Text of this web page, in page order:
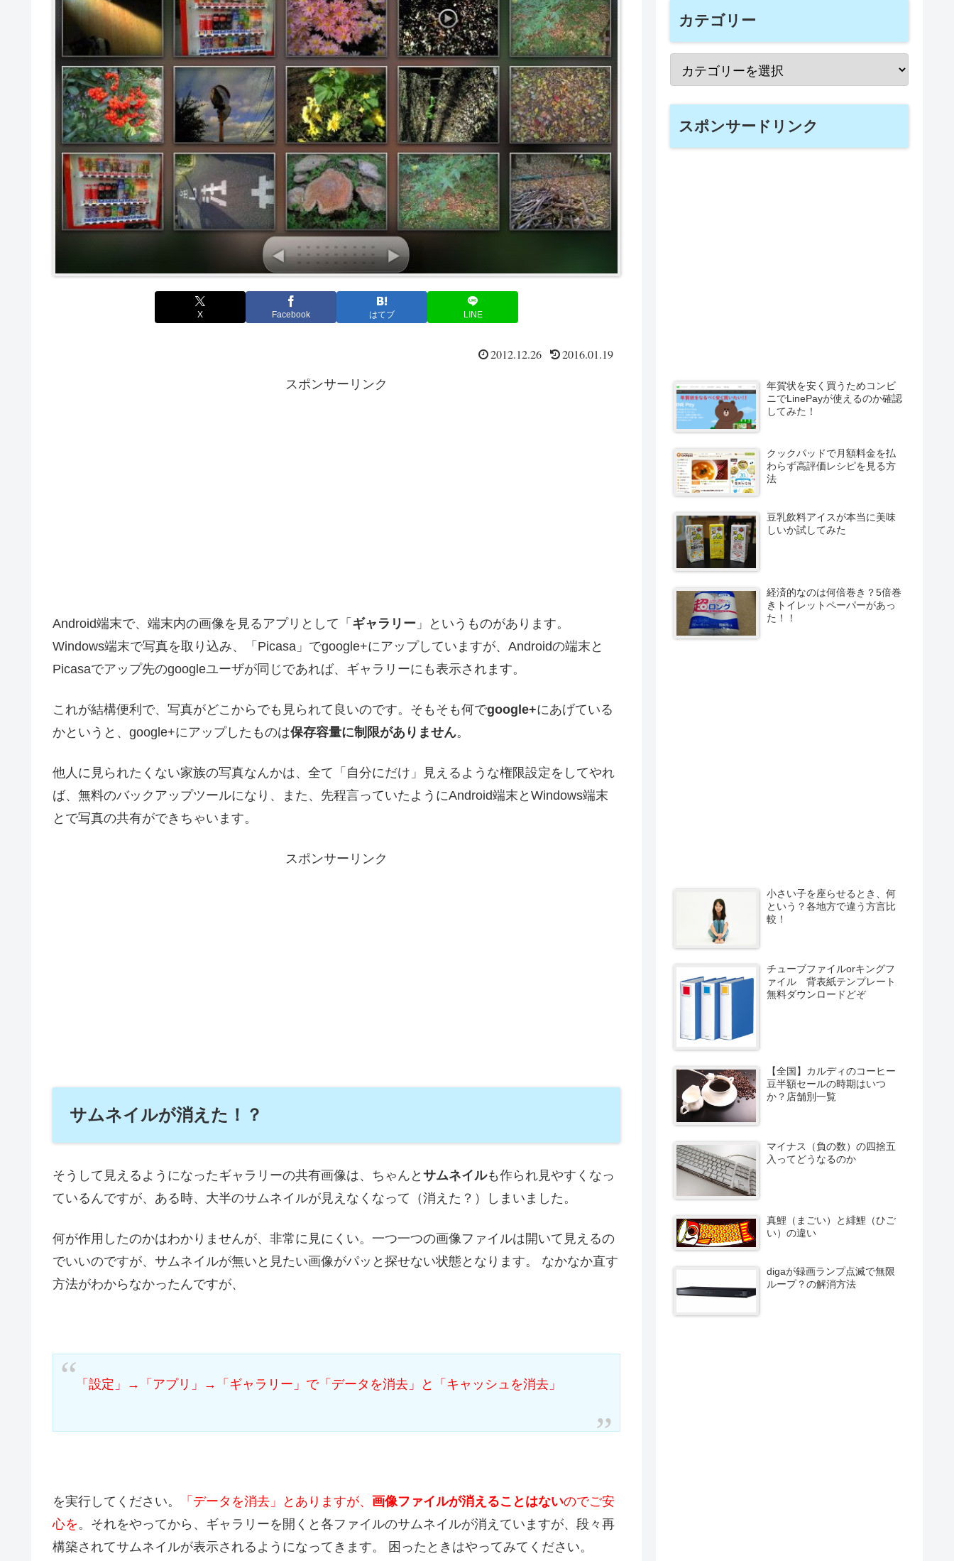
X Facebook はてブ LINE
2012.12.26 2016.01.19
スポンサーリンク
Android端末で、端末内の画像を見るアプリとして「 ギャラリー 」というものがあります。
Windows端末で写真を取り込み、「Picasa」でgoogle+にアップしていますが、Androidの端末と
Picasaでアップ先のgoogleユーザが同じであれば、ギャラリーにも表示されます。
これが結構便利で、写真がどこからでも見られて良いのです。そもそも何でgoogle+にあげている
かというと、google+にアップしたものは保存容量に制限がありません。
他人に見られたくない家族の写真なんかは、全て「自分にだけ」見えるような権限設定をしてやれ
ば、無料のバックアップツールになり、また、先程言っていたようにAndroid端末とWindows端末
とで写真の共有ができちゃいます。
スポンサーリンク
サムネイルが消えた！？
そうして見えるようになったギャラリーの共有画像は、ちゃんと サムネイルも作られ見やすくなっ
ているんですが、ある時、大半のサムネイルが見えなくなって（消えた？）しまいました。
何が作用したのかはわかりませんが、非常に見にくい。一つ一つの画像ファイルは開いて見えるの
でいいのですが、サムネイルが無いと見たい画像がパッと探せない状態となります。 なかなか直す
方法がわからなかったんですが、
「設定」→「アプリ」→「ギャラリー」で「データを消去」と「キャッシュを消去」
を実行してください。 「データを消去」とありますが、 画像ファイルが消えることはないのでご安
心を。それをやってから、ギャラリーを開くと各ファイルのサムネイルが消えていますが、段々再
構築されてサムネイルが表示されるようになってきます。 困ったときはやってみてください。
カテゴリー
スポンサードリンク
年賀状を安く買うためコンビ
ニでLinePayが使えるのか確認
してみた！
クックパッドで月額料金を払
わらず高評価レシピを見る方
法
豆乳飲料アイスが本当に美味
しいか試してみた
経済的なのは何倍巻き？5倍巻
きトイレットペーパーがあっ
た！！
小さい子を座らせるとき、何
という？各地方で違う方言比
較！
チューブファイルorキングフ
ァイル 背表紙テンプレート
無料ダウンロードどぞ
【全国】カルディのコーヒー
豆半額セールの時期はいつ
か？店舗別一覧
マイナス（負の数）の四捨五
入ってどうなるのか
真鯉（まごい）と緋鯉（ひご
い）の違い
digaが録画ランプ点滅で無限
ループ？の解消方法